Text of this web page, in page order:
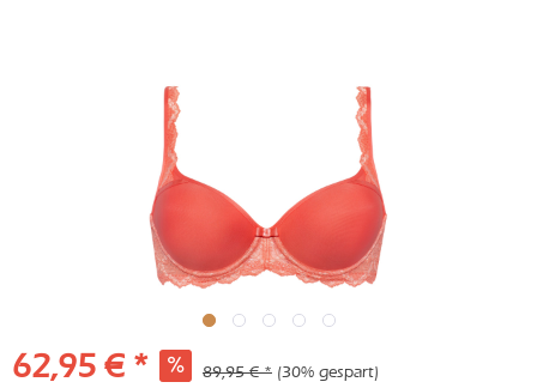
62,95 € * 89,95 € * (30% gespart)